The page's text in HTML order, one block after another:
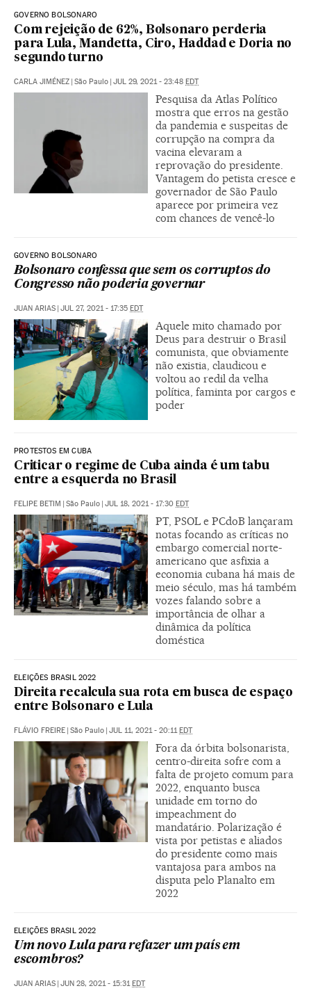
GOVERNO BOLSONARO
Com rejeição de 62%, Bolsonaro perderia
para Lula, Mandetta, Ciro, Haddad e Doria no
segundo turno
CARLA JIMÉNEZ | São Paulo | JUL 29, 2021 - 23:48 EDT
Pesquisa da Atlas Político
mostra que erros na gestão
da pandemia e suspeitas de
corrupção na compra da
vacina elevaram a
reprovação do presidente.
Vantagem do petista cresce e
governador de São Paulo
aparece por primeira vez
com chances de vencê-lo
GOVERNO BOLSONARO
Bolsonaro confessa que sem os corruptos do
Congresso não poderia governar
JUAN ARIAS | JUL 27, 2021 - 17:35 EDT
Aquele mito chamado por
Deus para destruir o Brasil
comunista, que obviamente
não existia, claudicou e
voltou ao redil da velha
política, faminta por cargos e
poder
PROTESTOS EM CUBA
Criticar o regime de Cuba ainda é um tabu
entre a esquerda no Brasil
FELIPE BETIM | São Paulo | JUL 18, 2021 - 17:30 EDT
PT, PSOL e PCdoB lançaram
notas focando as críticas no
embargo comercial norte-
americano que asfixia a
economia cubana há mais de
meio século, mas há também
vozes falando sobre a
importância de olhar a
dinâmica da política
doméstica
ELEIÇÕES BRASIL 2022
Direita recalcula sua rota em busca de espaço
entre Bolsonaro e Lula
FLÁVIO FREIRE | São Paulo | JUL 11, 2021 - 20:11EDT
Fora da órbita bolsonarista,
centro-direita sofre com a
falta de projeto comum para
2022, enquanto busca
unidade em torno do
impeachment do
mandatário. Polarização é
vista por petistas e aliados
do presidente como mais
vantajosa para ambos na
disputa pelo Planalto em
2022
ELEIÇÕES BRASIL 2022
Um novo Lula para refazer um país em
escombros?
JUAN ARIAS | JUN 28, 2021 - 15:31EDT